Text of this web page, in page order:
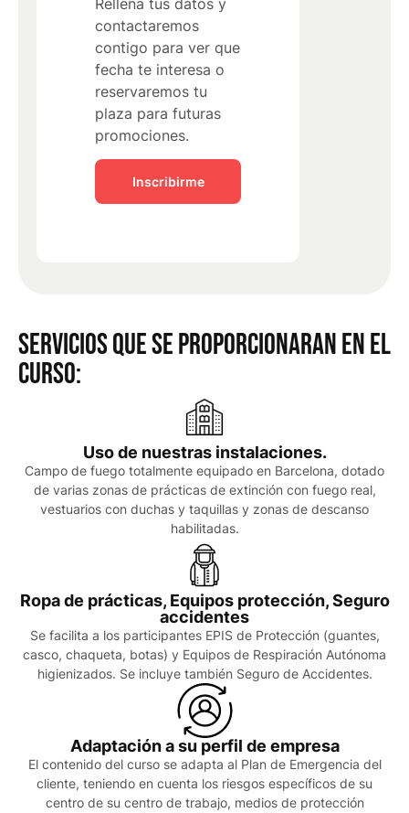
contactaremos
contigo para ver que
fecha te interesa o
reservaremos tu
plaza para futuras
promociones.
Inscribirme
SERVICIOS QUE SE PROPORCIONARAN EN EL
CURSO:
Uso de nuestras instalaciones.
Campo de fuego totalmente equipado en Barcelona, dotado
de varias zonas de prácticas de extinción con fuego real,
vestuarios con duchas y taquillas y zonas de descanso
habilitadas.
Ropa de prácticas, Equipos protección, Seguro
accidentes
Se facilita a los participantes EPIS de Protección (guantes,
casco, chaqueta, botas) y Equipos de Respiración Autónoma
higienizados. Se incluye también Seguro de Accidentes.
Adaptación a su perfil de empresa
El contenido del curso se adapta al Plan de Emergencia del
cliente, teniendo en cuenta los riesgos específicos de su
centro de su centro de trabajo, medios de protección